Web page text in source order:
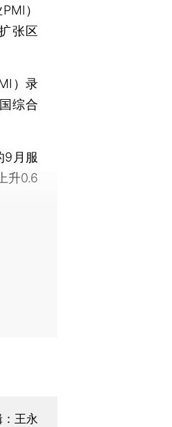
）
张区
）录
综合
月服
升0.6
王永